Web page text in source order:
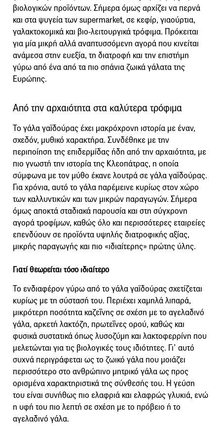
βιολογικών προϊόντων. Σήμερα όμως αρχίζει να περνά
και στα ψυγεία των supermarket, σε κεφίρ, γιαούρτια,
γαλακτοκομικά και βιο-λειτουργικά τρόφιμα. Πρόκειται
για μία μικρή αλλά αναπτυσσόμενη αγορά που κινείται
ανάμεσα στην ευεξία, τη διατροφή και την επιστήμη
γύρω από ένα από τα πιο σπάνια ζωικά γάλατα της
Ευρώπης.
Από την αρχαιότητα στα καλύτερα τρόφιμα
Το γάλα γαϊδούρας έχει μακρόχρονη ιστορία με έναν,
σχεδόν, μυθικό χαρακτήρα. Συνδέθηκε με την
περιποίηση της επιδερμίδας ήδη από την αρχαιότητα, με
πιο γνωστή την ιστορία της Κλεοπάτρας, η οποία
σύμφωνα με τον μύθο έκανε λουτρά σε γάλα γαϊδούρας.
Για χρόνια, αυτό το γάλα παρέμεινε κυρίως στον χώρο
των καλλυντικών και των μικρών παραγωγών. Σήμερα
όμως αποκτά σταδιακά παρουσία και στη σύγχρονη
αγορά τροφίμων, καθώς όλο και περισσότερες εταιρείες
επενδύουν σε προϊόντα υψηλής διατροφικής αξίας,
μικρής παραγωγής και πιο «ιδιαίτερης» πρώτης ύλης.
Γιατί θεωρείται τόσο ιδιαίτερο
Το ενδιαφέρον γύρω από το γάλα γαϊδούρας σχετίζεται
κυρίως με τη σύστασή του. Περιέχει χαμηλά λιπαρά,
μικρότερη ποσότητα καζεΐνης σε σχέση με το αγελαδινό
γάλα, αρκετή λακτόζη, πρωτεΐνες ορού, καθώς και
φυσικά συστατικά όπως λυσοζύμη και λακτοφερρίνη που
μελετώνται για τις βιολογικές τους ιδιότητες. Γι’ αυτό
συχνά περιγράφεται ως το ζωικό γάλα που μοιάζει
περισσότερο στο ανθρώπινο μητρικό γάλα ως προς
ορισμένα χαρακτηριστικά της σύνθεσής του. Η γεύση
του είναι συνήθως πιο ελαφριά και ελαφρώς γλυκιά, ενώ
η υφή του πιο λεπτή σε σχέση με το πρόβειο ή το
αγελαδινό γάλα.